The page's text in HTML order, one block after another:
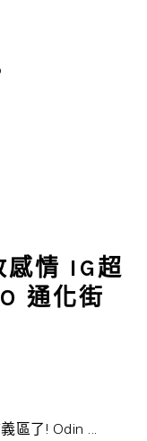
感情 IG超
通化街
區了! Odin ...